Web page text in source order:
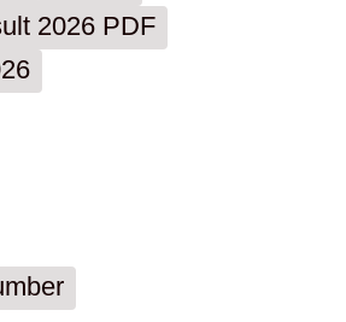
2026 PDF